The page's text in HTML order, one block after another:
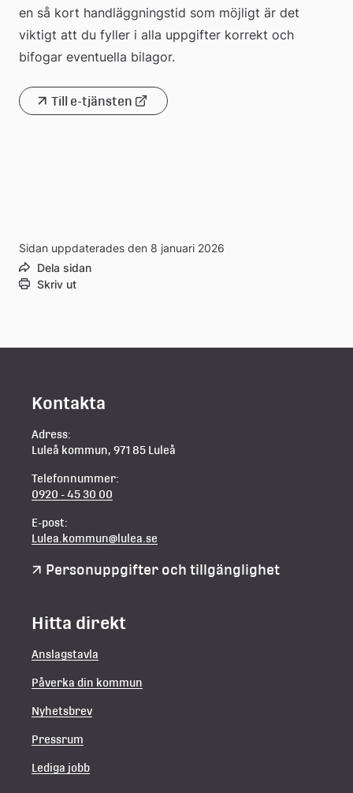
en så kort handläggningstid som möjligt är det
viktigt att du fyller i alla uppgifter korrekt och
bifogar eventuella bilagor.
Till e-tjänsten
Länk
Sidan uppdaterades den 8 januari 2026
Dela sidan
Skriv ut
Kontakta
Adress:
Luleå kommun, 971 85 Luleå
Telefonnummer:
0920 - 45 30 00
E-post:
Lulea.kommun@lulea.se
Personuppgifter och tillgänglighet
Hitta direkt
Anslagstavla
Påverka din kommun
Nyhetsbrev
Pressrum
Lediga jobb